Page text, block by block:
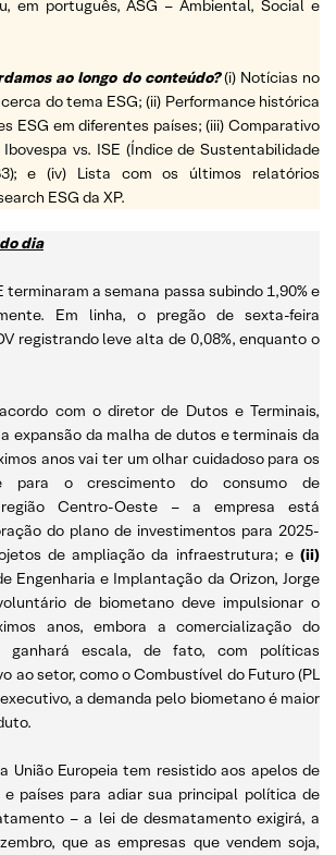
em português, ASG – Ambiental, Social e
ao longo do conteúdo? (i) Notícias no
do tema ESG; (ii) Performance histórica
ESG em diferentes países; (iii) Comparativo
vs. ISE (Índice de Sustentabilidade
e (iv) Lista com os últimos relatórios
ESG da XP.
dia
terminaram a semana passa subindo 1,90% e
Em linha, o pregão de sexta-feira
registrando leve alta de 0,08%, enquanto o
com o diretor de Dutos e Terminais,
expansão da malha de dutos e terminais da
anos vai ter um olhar cuidadoso para os
e para o crescimento do consumo de
Centro-Oeste – a empresa está
do plano de investimentos para 2025-
de ampliação da infraestrutura; e (ii)
Engenharia e Implantação da Orizon, Jorge
de biometano deve impulsionar o
anos, embora a comercialização do
ganhará escala, de fato, com políticas
ao setor, como o Combustível do Futuro (PL
a demanda pelo biometano é maior
União Europeia tem resistido aos apelos de
países para adiar sua principal política de
– a lei de desmatamento exigirá, a
que as empresas que vendem soja,